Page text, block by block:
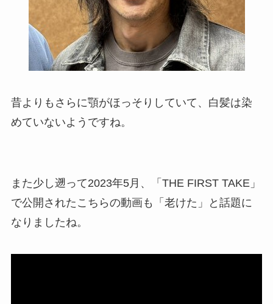
昔よりもさらに顎がほっそりしていて、白髪は染
めていないようですね。
また少し遡って2023年5月、「THE FIRST TAKE」
で公開されたこちらの動画も「老けた」と話題に
なりましたね。